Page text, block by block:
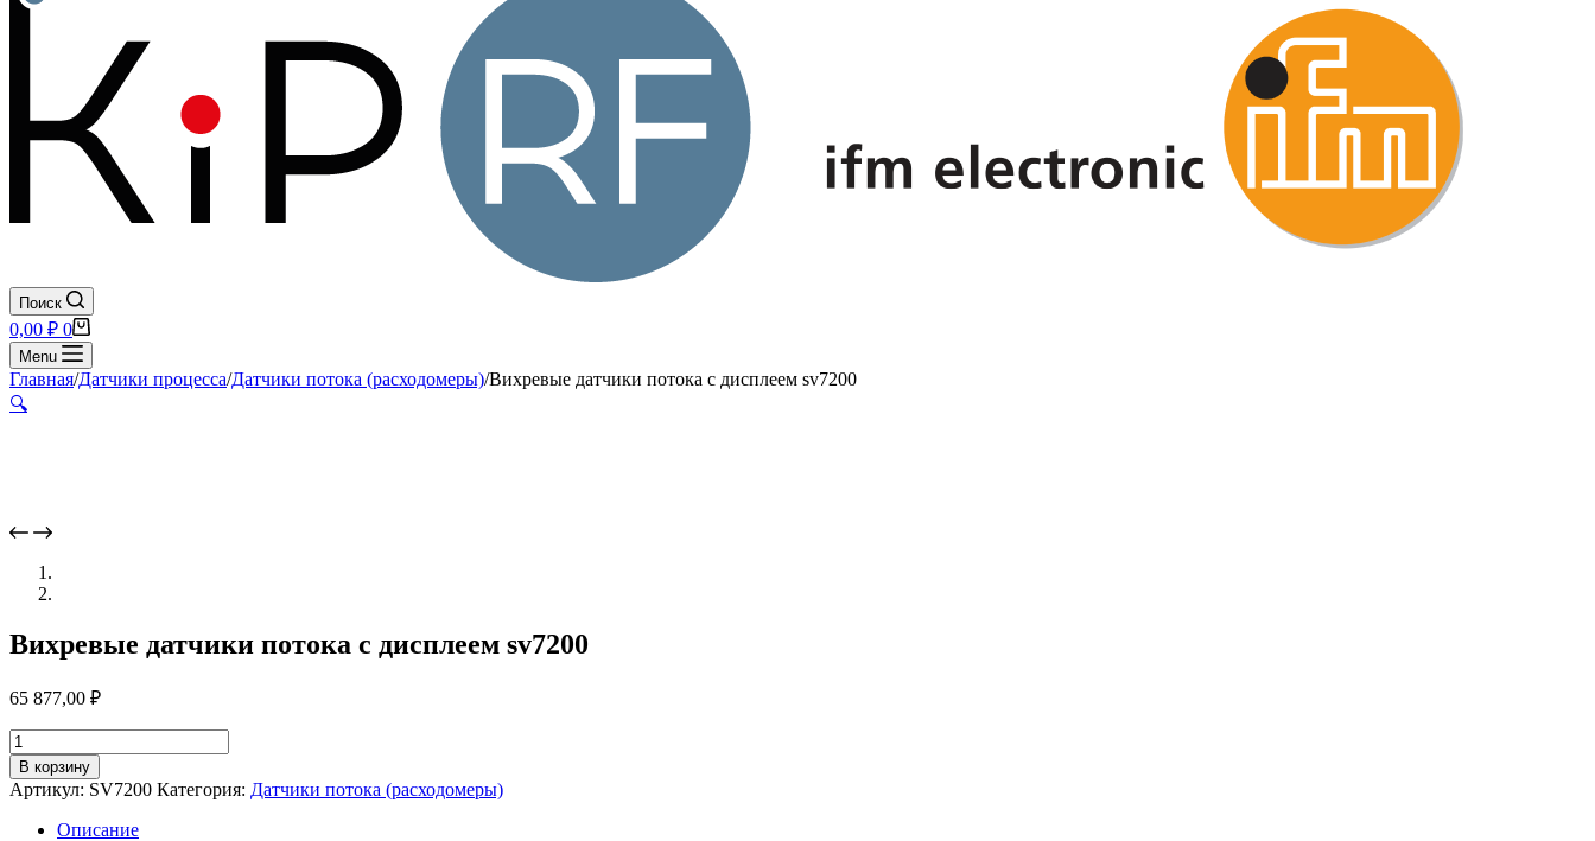
Поиск
Корзина
0,00 ₽ 0
Menu
Главная/Датчики процесса/Датчики потока (расходомеры)/Вихревые датчики потока с дисплеем sv7200
🔍
Вихревые датчики потока с дисплеем sv7200
65 877,00 ₽
Количество
товара
Вихревые
датчики
потока
В корзину
Артикул: SV7200 Категория: Датчики потока (расходомеры)
Описание